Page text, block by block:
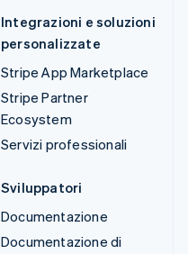
Integrazioni e soluzioni
personalizzate
Stripe App Marketplace
Stripe Partner
Ecosystem
Servizi professionali
Sviluppatori
Documentazione
Documentazione di